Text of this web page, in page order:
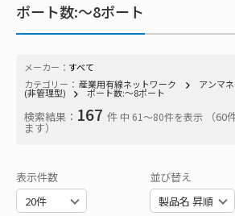
ポート数:～8ポート
メーカー： すべて
カテゴリー： 産業用有線ネットワーク アンマ
(非管理型) ポート数:～8ポート
検索結果： 167 件 中 61〜80件を表示 （
ます）
表示件数 並び替え